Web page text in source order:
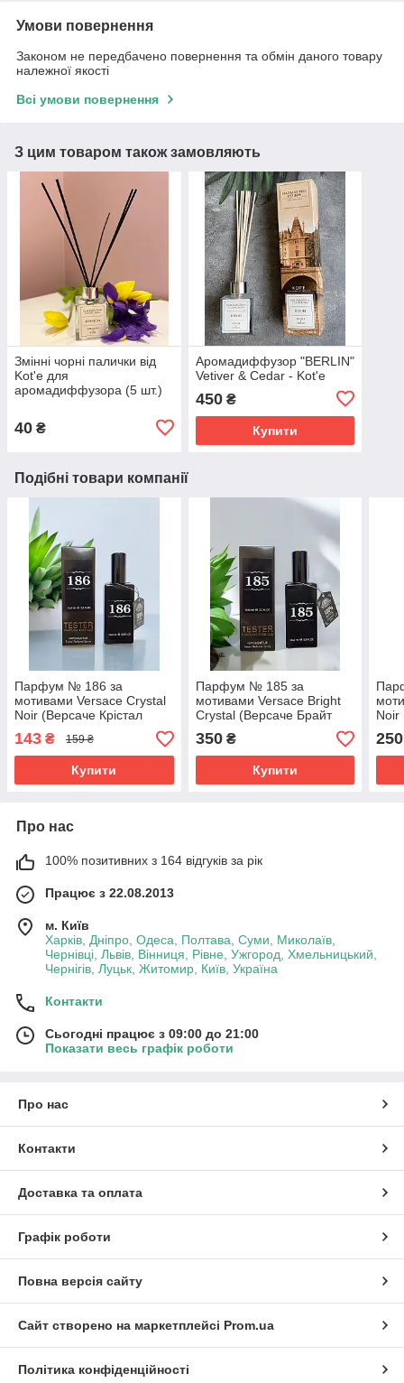
Умови повернення
Законом не передбачено повернення та обмін даного товару
належної якості
Всі умови повернення
З цим товаром також замовляють
Змінні чорні палички від
Kot'e для
аромадиффузора (5 шт.)
40 ₴
Аромадиффузор "BERLIN"
Vetiver & Cedar - Kot'e
450₴
Купити
Подібні товари компанії
Парфум № 186 за
мотивами Versace Crystal
Noir (Версаче Крістал
143 ₴ 159 ₴
Купити
Парфум № 185 за
мотивами Versace Bright
Crystal (Версаче Брайт
350₴
Купити
Noir
250
Про нас
100% позитивних з 164 відгуків за рік
Працює з 22.08.2013
м. Київ
Харків, Дніпро, Одеса, Полтава, Суми, Миколаїв,
Чернівці, Львів, Вінниця, Рівне, Ужгород, Хмельницький,
Чернігів, Луцьк, Житомир, Київ, Україна
Контакти
Сьогодні працює з 09:00 до 21:00
Показати весь графік роботи
Про нас
Контакти
Доставка та оплата
Графік роботи
Повна версія сайту
Сайт створено на маркетплейсі Prom.ua
Політика конфіденційності